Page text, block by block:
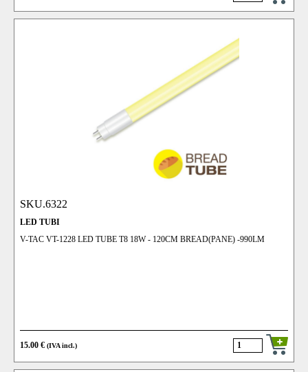
SKU.6322
LED TUBI
V-TAC VT-1228 LED TUBE T8 18W - 120CM BREAD(PANE) -990LM
15.00 € (IVA incl.)